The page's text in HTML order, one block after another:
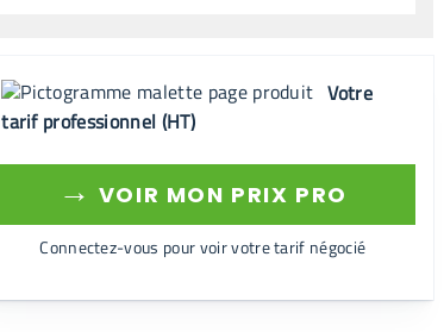
Votre
tarif professionnel (HT)
→ VOIR MON PRIX PRO
Connectez-vous pour voir votre tarif négocié